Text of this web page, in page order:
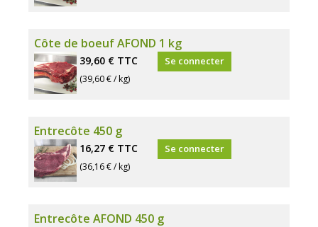
Côte de boeuf AFOND 1 kg
39,60 € TTC
(39,60 € / kg)
Se connecter
Entrecôte 450 g
16,27 € TTC
(36,16 € / kg)
Se connecter
Entrecôte AFOND 450 g